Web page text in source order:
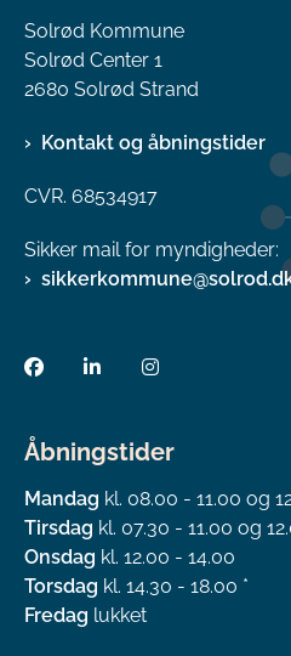
Solrød Kommune
Solrød Center 1
2680 Solrød Strand
Kontakt og åbningstider
CVR. 68534917
Sikker mail for myndigheder:
Åbningstider
Mandag kl. 08.00 - 11.00 og
Tirsdag kl. 07.30 - 11.00 og
Onsdag kl. 12.00 - 14.00
Torsdag kl. 14.30 - 18.00 *
Fredag lukket